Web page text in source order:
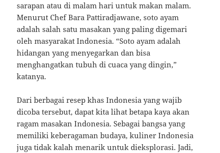
sarapan atau di malam hari untuk makan malam.
Menurut Chef Bara Pattiradjawane, soto ayam
adalah salah satu masakan yang paling digemari
oleh masyarakat Indonesia. “Soto ayam adalah
hidangan yang menyegarkan dan bisa
menghangatkan tubuh di cuaca yang dingin,”
katanya.
Dari berbagai resep khas Indonesia yang wajib
dicoba tersebut, dapat kita lihat betapa kaya akan
ragam masakan Indonesia. Sebagai bangsa yang
memiliki keberagaman budaya, kuliner Indonesia
juga tidak kalah menarik untuk dieksplorasi. Jadi,